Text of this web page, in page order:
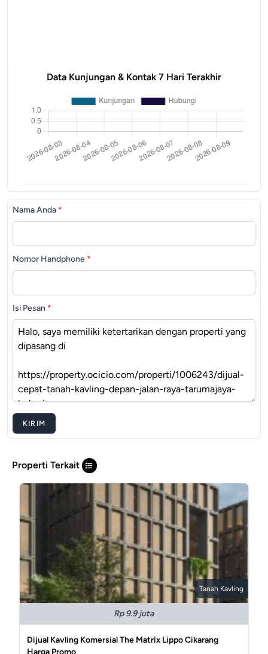
Data Kunjungan & Kontak 7 Hari Terakhir
Nama Anda *
Nomor Handphone *
Isi Pesan *
KIRIM
Properti Terkait
Tanah Kavling
Rp 9.9 juta
Dijual Kavling Komersial The Matrix Lippo Cikarang
Harga Promo